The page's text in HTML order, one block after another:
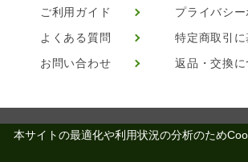
ご利用ガイド
よくある質問
お問い合わせ
プライバシ
特定商取引
返品・交換に
本サイトの最適化や利用状況の分析のため